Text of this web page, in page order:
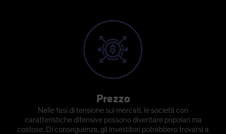
Prezzo
Nelle fasi di tensione sui mercati, le società con
caratteristiche difensive possono diventare popolari ma
costose. Di conseguenza, gli investitori potrebbero trovarsi a